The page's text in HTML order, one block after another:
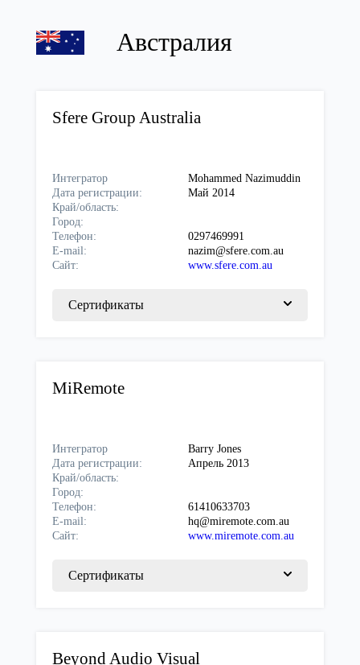
Австралия
Sfere Group Australia
Интегратор
Mohammed Nazimuddin
Дата регистрации:
Май 2014
Край/область:
Город:
Телефон:
0297469991
E-mail:
nazim@sfere.com.au
Сайт:
www.sfere.com.au
Сертификаты
MiRemote
Интегратор
Barry Jones
Дата регистрации:
Апрель 2013
Край/область:
Город:
Телефон:
61410633703
E-mail:
hq@miremote.com.au
Сайт:
www.miremote.com.au
Сертификаты
Beyond Audio Visual